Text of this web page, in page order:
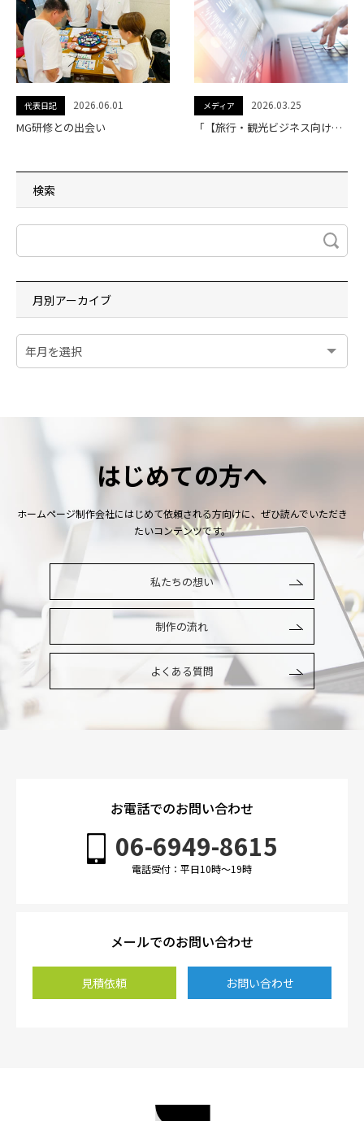
代表日記 2026.06.01
MG研修との出会い
メディア 2026.03.25
「【旅行・観光ビジネス向けにも】WEB制作・開発/DX/ITサービス会社を厳選紹介」に当社が掲載されました。
検索
月別アーカイブ
はじめての方へ
ホームページ制作会社にはじめて依頼される方向けに、ぜひ読んでいただき
たいコンテンツです。
私たちの想い
制作の流れ
よくある質問
お電話でのお問い合わせ
06-6949-8615
電話受付：平日10時〜19時
メールでのお問い合わせ
見積依頼 お問い合わせ